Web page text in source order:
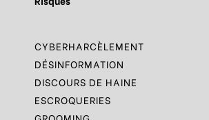
CYBERHARCÈLEMENT
DÉSINFORMATION
DISCOURS DE HAINE
ESCROQUERIES